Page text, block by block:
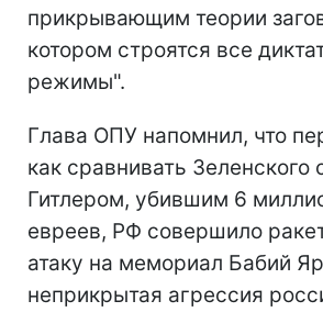
прикрывающим теории
котором строятся все
режимы".
Глава ОПУ напомнил, что
как сравнивать Зеленского
Гитлером, убившим 6
евреев, РФ совершило
атаку на мемориал Бабий
неприкрытая агрессия